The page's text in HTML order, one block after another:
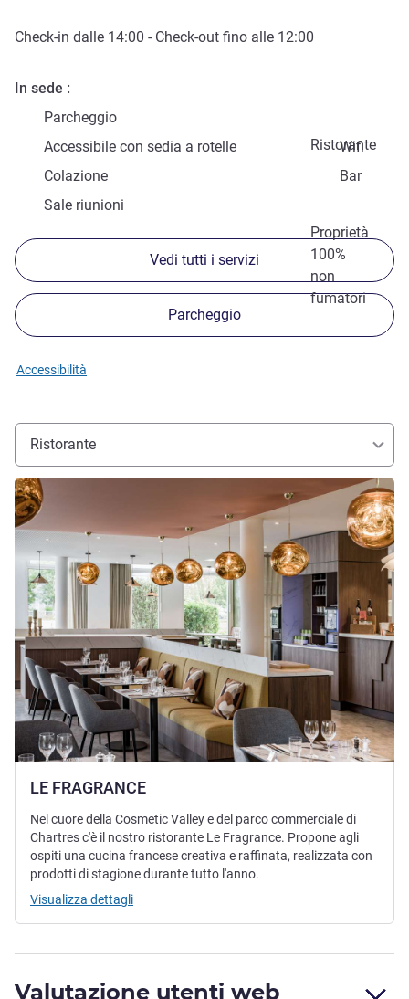
Check-in dalle 14:00 - Check-out fino alle 12:00
In sede
Parcheggio
Ristorante
Accessibile con sedia a rotelle
Wifi
Colazione
Bar
Sale riunioni
Proprietà
100%
non
fumatori
Vedi tutti i servizi
Parcheggio
Accessibilità
Ristorante
LE FRAGRANCE
Visualizza dettagli
Nel cuore della Cosmetic Valley e del parco commerciale di
Chartres c'è il nostro ristorante Le Fragrance. Propone agli
ospiti una cucina francese creativa e raffinata, realizzata con
prodotti di stagione durante tutto l'anno.
Visualizza dettagli
Valutazione utenti web